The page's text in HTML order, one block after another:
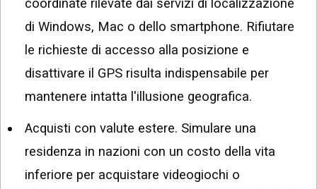
coordinate rilevate dai servizi di localizzazione
di Windows, Mac o dello smartphone. Rifiutare
le richieste di accesso alla posizione e
disattivare il GPS risulta indispensabile per
mantenere intatta l'illusione geografica.
Acquisti con valute estere. Simulare una
residenza in nazioni con un costo della vita
inferiore per acquistare videogiochi o